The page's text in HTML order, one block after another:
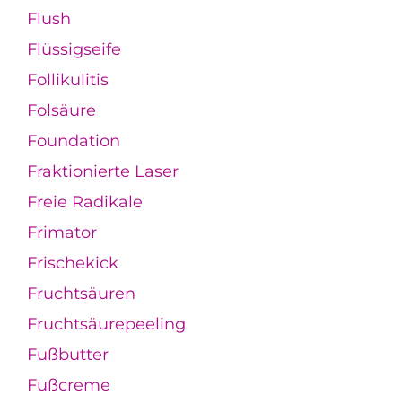
Flush
Flüssigseife
Follikulitis
Folsäure
Foundation
Fraktionierte Laser
Freie Radikale
Frimator
Frischekick
Fruchtsäuren
Fruchtsäurepeeling
Fußbutter
Fußcreme